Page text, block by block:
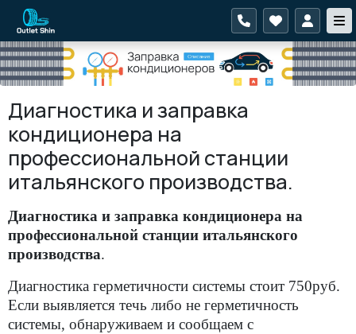
Диагностика и заправка
кондиционера на
профессиональной станции
итальянского производства.
Диагностика и заправка кондиционера на
профессиональной станции итальянского
производства.
Диагностика герметичности системы стоит 750руб.
Если выявляется течь либо не герметичность
системы, обнаруживаем и сообщаем с